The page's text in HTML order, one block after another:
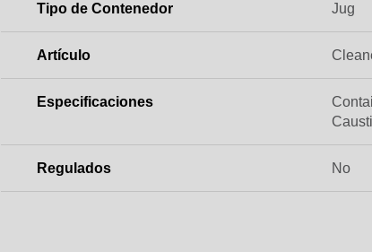
Tipo de Contenedor Jug
Artículo
Especificaciones
Regulados No